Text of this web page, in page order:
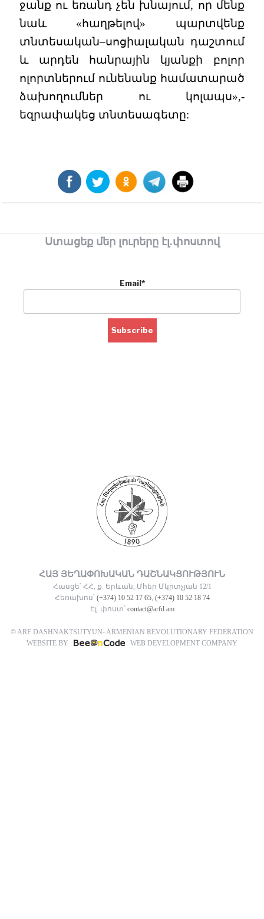
ջանք ու եռանդ չեն խնայում, որ մենք
նաև «հաղթելով» պարտվենք
տնտեսական–սոցիալական դաշտում
և արդեն հանրային կյանքի բոլոր
ոլորտներում ունենանք համատարած
ձախողումներ ու կոլապս»,-
եզրափակեց տնտեսագետը:
Ստացեք մեր լուրերը էլ.փոստով
Email*
ՀԱՅ ՅԵՂԱՓՈԽԱԿԱՆ ԴԱՇՆԱԿՑՈՒԹՅՈՒՆ
Հասցե՝ ՀՀ, ք. Երևան, Մհեր Մկրտչյան 12/1
Հեռախոս՝ (+374) 10 52 17 65, (+374) 10 52 18 74
Էլ. փոստ՝ contact@arfd.am
© ARF DASHNAKTSUTYUN- ARMENIAN REVOLUTIONARY FEDERATION
WEBSITE BY
WEB DEVELOPMENT COMPANY